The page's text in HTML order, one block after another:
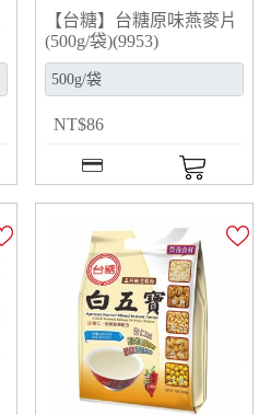
【台糖】台糖原味燕麥片
(500g/袋)(9953)
NT$86